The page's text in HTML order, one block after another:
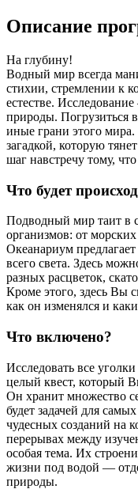
Описание
На глубину!
Водный мир всегда
стихии, стремлении к
естестве.
природы. Погрузиться
иные грани этого мира.
загадкой, которую
шаг навстречу тому,
Что будет
Подводный мир таит в
организмов: от
Океанариум
всего света. Здесь
разных расцветок,
Кроме этого, здесь Вы
как он изменялся и
Что включено?
Исследовать все
целый квест, который
Он хранит множество
будет задачей для
чудесных созданий на
перерывах между
особая тема. Их
жизни под водой —
природы.